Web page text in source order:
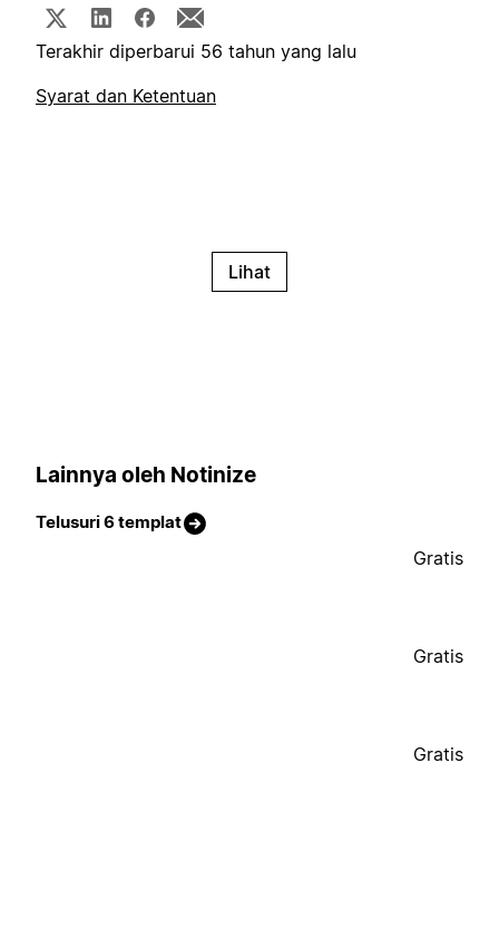
Terakhir diperbarui 56 tahun yang lalu
Syarat dan Ketentuan
Lihat
Lainnya oleh Notinize
Telusuri 6 templat
Gratis
Gratis
Gratis